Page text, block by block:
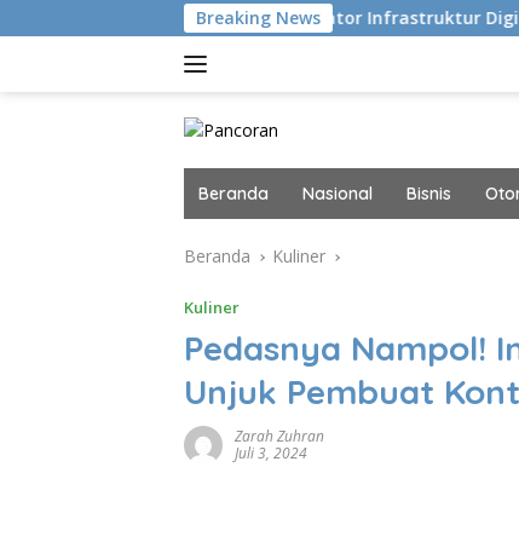
ke
Breaking News
Navigator Infrastruktur Digital dan AI Masa Di
Beranda Nasional Bisnis
Beranda Kuliner
Kuliner
Pedasnya Nampol!
Unjuk Pembuat
Zarah Zuhran
Juli 3, 2024